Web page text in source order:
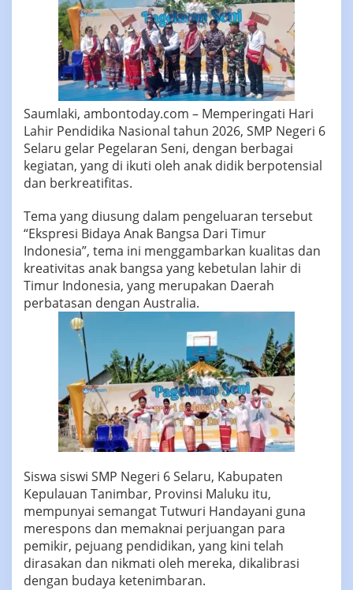
Saumlaki, ambontoday.com – Memperingati Hari
Lahir Pendidika Nasional tahun 2026, SMP Negeri 6
Selaru gelar Pegelaran Seni, dengan berbagai
kegiatan, yang di ikuti oleh anak didik berpotensial
dan berkreatifitas.
Tema yang diusung dalam pengeluaran tersebut
“Ekspresi Bidaya Anak Bangsa Dari Timur
Indonesia”, tema ini menggambarkan kualitas dan
kreativitas anak bangsa yang kebetulan lahir di
Timur Indonesia, yang merupakan Daerah
perbatasan dengan Australia.
Siswa siswi SMP Negeri 6 Selaru, Kabupaten
Kepulauan Tanimbar, Provinsi Maluku itu,
mempunyai semangat Tutwuri Handayani guna
merespons dan memaknai perjuangan para
pemikir, pejuang pendidikan, yang kini telah
dirasakan dan nikmati oleh mereka, dikalibrasi
dengan budaya ketenimbaran.